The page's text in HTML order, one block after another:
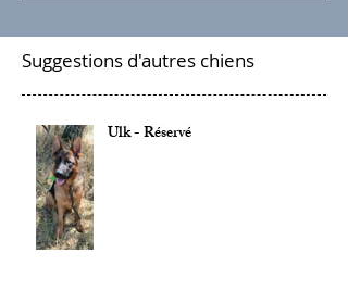
Suggestions d'autres chiens
Ulk - Réservé